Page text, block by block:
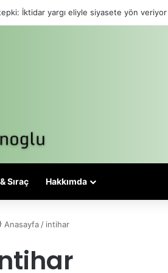
İktidar yargı eliyle siyasete yön veriyor
Sıraç Hakkımda
Anasayfa / intihar